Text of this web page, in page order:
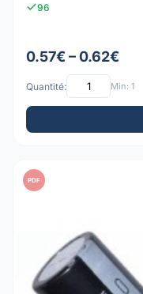
96
0.57€ – 0.62€
Quantité: Min: 1
PDF